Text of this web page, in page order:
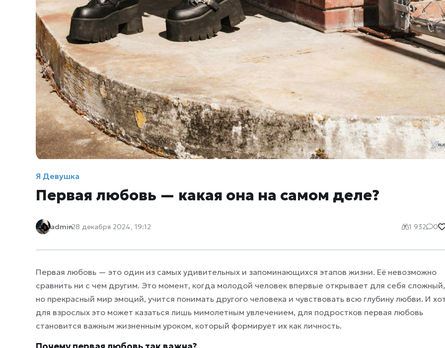
Я Девушка
Первая любовь — какая она на самом деле?
admin28 декабря 2024, 19:12 1 932 0
Первая любовь — это один из самых удивительных и запоминающихся этапов жизни. Её невозможно
сравнить ни с чем другим. Это момент, когда молодой человек впервые открывает для себя сложный,
но прекрасный мир эмоций, учится понимать другого человека и чувствовать всю глубину любви. И
для взрослых это может казаться лишь мимолетным увлечением, для подростков первая любовь
становится важным жизненным уроком, который формирует их как личность.